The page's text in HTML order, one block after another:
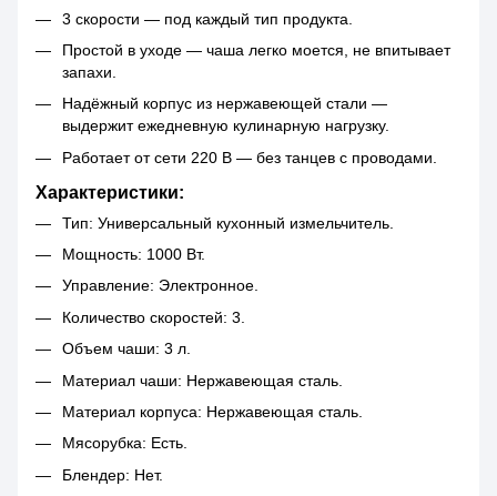
3 скорости — под каждый тип продукта.
Простой в уходе — чаша легко моется, не впитывает
запахи.
Надёжный корпус из нержавеющей стали —
выдержит ежедневную кулинарную нагрузку.
Работает от сети 220 В — без танцев с проводами.
Характеристики:
Тип: Универсальный кухонный измельчитель.
Мощность: 1000 Вт.
Управление: Электронное.
Количество скоростей: 3.
Объем чаши: 3 л.
Материал чаши: Нержавеющая сталь.
Материал корпуса: Нержавеющая сталь.
Мясорубка: Есть.
Блендер: Нет.